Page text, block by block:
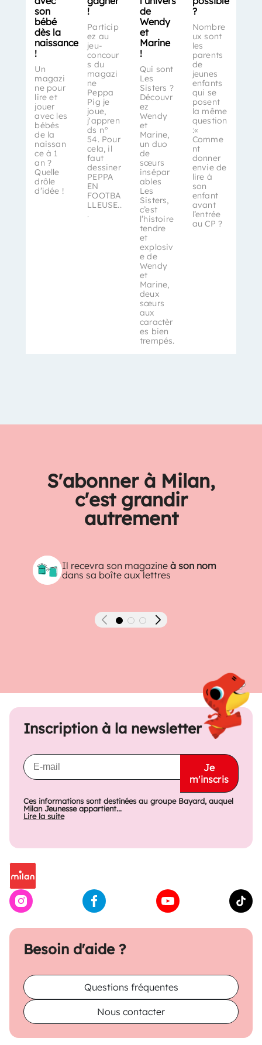
son
bébé
dès la
naissance
!
Un
magazi
ne pour
lire et
jouer
avec les
bébés
de la
naissan
ce à 1
an ?
Quelle
drôle
d’idée !
!
Particip
ez au
jeu-
concour
s du
magazi
ne
Peppa
Pig je
joue,
j'appren
ds n°
54. Pour
cela, il
faut
dessiner
PEPPA
EN
FOOTBA
LLEUSE..
.
de
Wendy
et
Marine
!
Qui sont
Les
Sisters ?
Découvr
ez
Wendy
et
Marine,
un duo
de
sœurs
insépar
ables
Les
Sisters,
c’est
l’histoire
tendre
et
explosiv
e de
Wendy
et
Marine,
deux
sœurs
aux
caractèr
es bien
trempés.
?
Nombre
ux sont
les
parents
de
jeunes
enfants
qui se
posent
la même
question
:«
Comme
nt
donner
envie de
lire à
son
enfant
avant
l’entrée
au CP ?
S'abonner à Milan,
c'est grandir
autrement
Il recevra son magazineà son nom
dans sa boîte aux lettres
Précédent Suivant
Besoin d'aide ?
Questions fréquentes
Nous contacter
Inscription à la newsletter
Je
m'inscris
Ces informations sont destinées au groupe Bayard, auquel
Milan Jeunesse appartient...
Lire la suite